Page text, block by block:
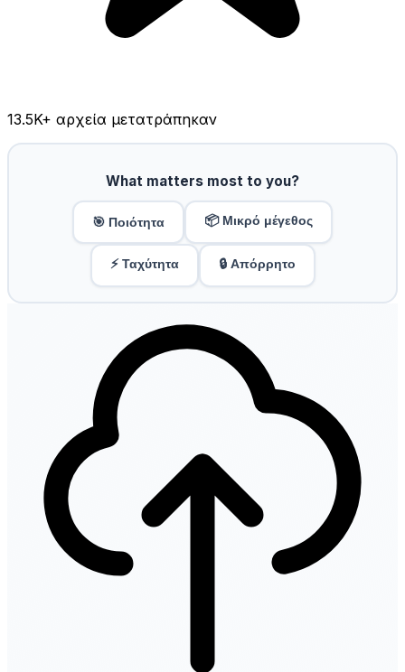
13.5K+ αρχεία μετατράπηκαν
What matters most to you?
🎯 Ποιότητα 📦 Μικρό μέγεθος
⚡ Ταχύτητα 🔒 Απόρρητο